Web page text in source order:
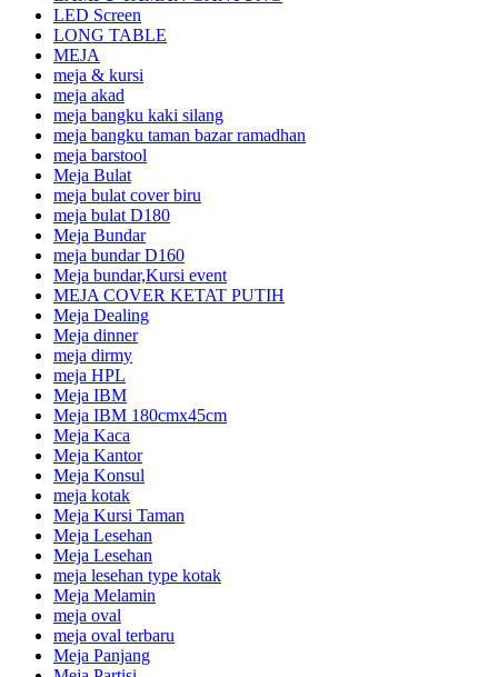
LED Screen
LONG TABLE
MEJA
meja & kursi
meja akad
meja bangku kaki silang
meja bangku taman bazar ramadhan
meja barstool
Meja Bulat
meja bulat cover biru
meja bulat D180
Meja Bundar
meja bundar D160
Meja bundar,Kursi event
MEJA COVER KETAT PUTIH
Meja Dealing
Meja dinner
meja dirmy
meja HPL
Meja IBM
Meja IBM 180cmx45cm
Meja Kaca
Meja Kantor
Meja Konsul
meja kotak
Meja Kursi Taman
Meja Lesehan
Meja Lesehan
meja lesehan type kotak
Meja Melamin
meja oval
meja oval terbaru
Meja Panjang